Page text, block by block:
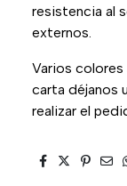
resistencia al
externos.
Varios
carta déjanos
realizar el